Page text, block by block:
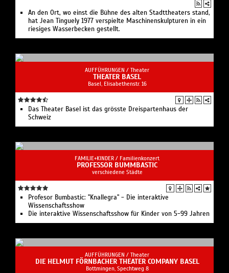
An den Ort, wo einst die Bühne des alten Stadttheaters stand,
hat Jean Tinguely 1977 verspielte Maschinenskulpturen in ein
riesiges Wasserbecken gestellt.
AUFFÜHRUNGEN / Theater
THEATER BASEL
Basel, Elisabethenstr. 16
Das Theater Basel ist das grösste Dreispartenhaus der
Schweiz
FAMILIE+KINDER / Familienkonzert
PROFESSOR BUMMBASTIC
verschiedene Städte
Profesor Bumbastic: "Knallegra" - Die interaktive
Wissenschaftsshow
Die interaktive Wissenschaftsshow für Kinder von 5-99 Jahren
AUFFÜHRUNGEN / Theater
DIE HELMUT FÖRNBACHER THEATER COMPANY BASEL
Bottmingen, Spechtweg 8